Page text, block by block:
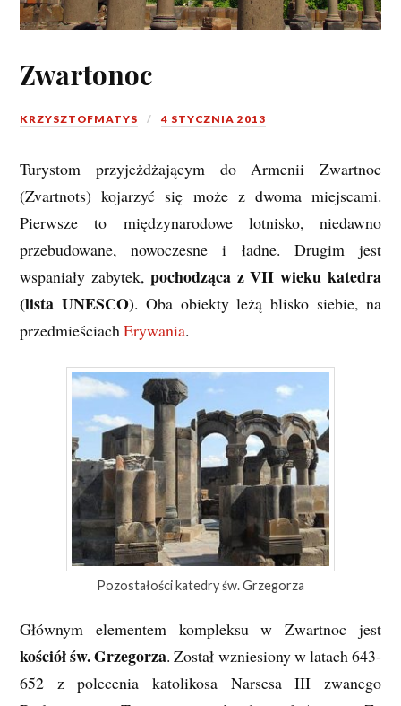
Zwartonoc
KRZYSZTOFMATYS 4 STYCZNIA 2013
Turystom przyjeżdżającym do Armenii Zwartnoc
(Zvartnots) kojarzyć się może z dwoma miejscami.
Pierwsze to międzynarodowe lotnisko, niedawno
przebudowane, nowoczesne i ładne. Drugim jest
wspaniały zabytek, pochodząca z VII wieku katedra
(lista UNESCO). Oba obiekty leżą blisko siebie, na
przedmieściachErywania.
Pozostałości katedry św. Grzegorza
Głównym elementem kompleksu w Zwartnoc jest
kościół św. Grzegorza. Został wzniesiony w latach 643-
652 z polecenia katolikosa Narsesa III zwanego